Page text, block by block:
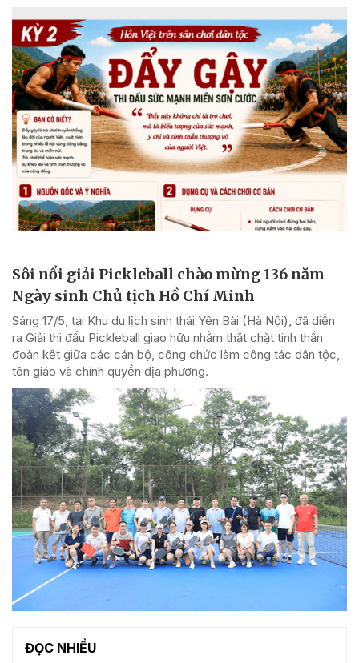
Sôi nổi giải Pickleball chào mừng 136 năm
Ngày sinh Chủ tịch Hồ Chí Minh
Sáng 17/5, tại Khu du lịch sinh thái Yên Bài (Hà Nội), đã diễn
ra Giải thi đấu Pickleball giao hữu nhằm thắt chặt tinh thần
đoàn kết giữa các cán bộ, công chức làm công tác dân tộc,
tôn giáo và chính quyền địa phương.
ĐỌC NHIỀU